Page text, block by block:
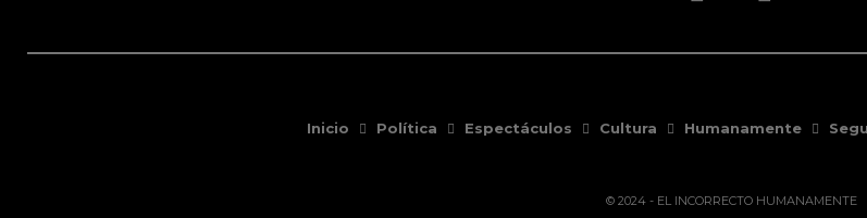
Inicio Política Espectáculos Cultura Humanamente
© 2024 - EL INCORRECTO HUMANAMENTE